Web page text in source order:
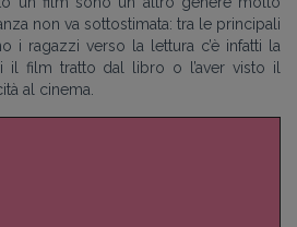
non va sottostimata: tra le principali
i ragazzi verso la lettura c’è infatti la
il film tratto dal libro o l’aver visto il
al cinema.